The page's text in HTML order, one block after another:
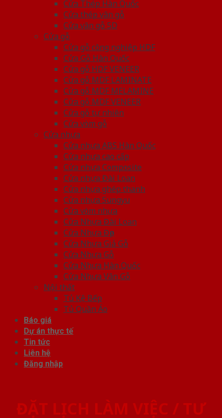
Cửa Thép Hàn Quốc
Cửa thép vân gỗ
Cửa vân gỗ 5D
Cửa gỗ
Cửa gỗ công nghiệp HDF
Cửa Gỗ Hàn Quốc
Cửa gỗ HDF VENEER
Cửa gỗ MDF LAMINATE
Cửa gỗ MDF MELAMINE
Cửa gỗ MDF VENEER
Cửa gỗ tự nhiên
Cửa vòm gỗ
Cửa nhựa
Cửa nhựa ABS Hàn Quốc
Cửa nhựa cao cấp
Cửa nhựa Composite
Cửa nhựa Đài Loan
Cửa nhựa ghép thanh
Cửa nhựa Sungyu
Cửa vòm nhựa
Cửa Nhựa Đài Loan
Cửa Nhựa Đẹp
Cửa Nhựa Giả Gỗ
Cửa Nhựa Gỗ
Cửa Nhựa Hàn Quốc
Cửa Nhựa Vân Gỗ
Nội thất
Tủ Kệ Bếp
Tủ Quần Áo
Báo giá
Dự án thực tế
Tin tức
Liên hệ
Đăng nhập
ĐẶT LỊCH LÀM VIỆC / TƯ